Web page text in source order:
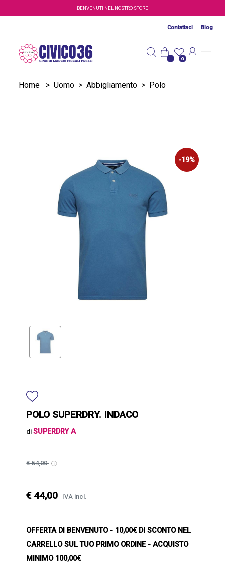
Salta al contenuto principaleBENVENUTI NEL NOSTRO STORE
Contattaci Blog
0
Home > Uomo > Abbigliamento > Polo
-19%
POLO SUPERDRY. INDACO
diSUPERDRY A
€ 54,00
€ 44,00 IVA incl.
OFFERTA DI BENVENUTO- 10,00€ DI SCONTO NEL
CARRELLO SUL TUO PRIMO ORDINE - ACQUISTO
MINIMO 100,00€